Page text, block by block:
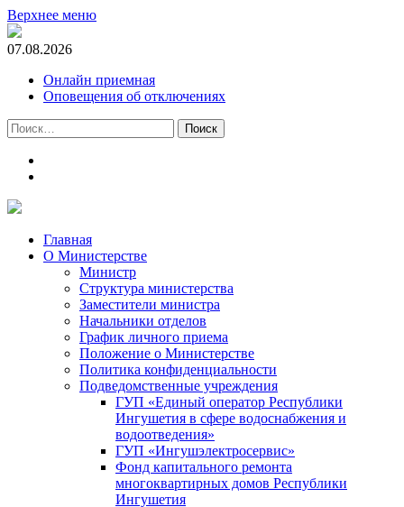
Верхнее меню
07.08.2026
Онлайн приемная
Оповещения об отключениях
Найти:
Главная
О Министерстве
Министр
Cтруктура министерства
Заместители министра
Начальники отделов
График личного приема
Положение о Министерстве
Политика конфиденциальности
Подведомственные учреждения
ГУП «Единый оператор Республики
Ингушетия в сфере водоснабжения и
водоотведения»
ГУП «Ингушэлектросервис»
Фонд капитального ремонта
многоквартирных домов Республики
Ингушетия